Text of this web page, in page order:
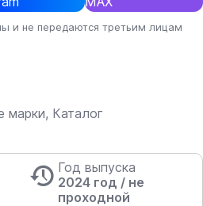
и не передаются третьим лицам
марки, Каталог
Год выпуска
2024 год / не
проходной